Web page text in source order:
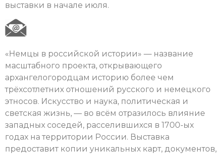
выставки в начале июля.
«Немцы в российской истории» — название
масштабного проекта, открывающего
архангелогородцам историю более чем
трёхсотлетних отношений русского и немецкого
этносов. Искусство и наука, политическая и
светская жизнь, — во всём отразилось влияние
западных соседей, расселившихся в 1700-ых
годах на территории России. Выставка
предоставит копии уникальных карт, документов,